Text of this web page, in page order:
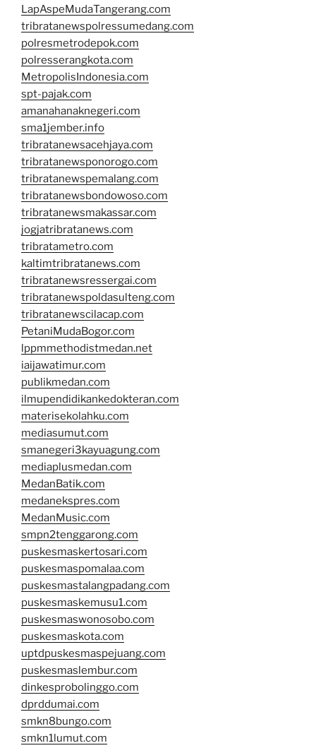
LapAspeMudaTangerang.com
tribratanewspolressumedang.com
polresmetrodepok.com
polresserangkota.com
MetropolisIndonesia.com
spt-pajak.com
amanahanaknegeri.com
sma1jember.info
tribratanewsacehjaya.com
tribratanewsponorogo.com
tribratanewspemalang.com
tribratanewsbondowoso.com
tribratanewsmakassar.com
jogjatribratanews.com
tribratametro.com
kaltimtribratanews.com
tribratanewsressergai.com
tribratanewspoldasulteng.com
tribratanewscilacap.com
PetaniMudaBogor.com
lppmmethodistmedan.net
iaijawatimur.com
publikmedan.com
ilmupendidikankedokteran.com
materisekolahku.com
mediasumut.com
smanegeri3kayuagung.com
mediaplusmedan.com
MedanBatik.com
medanekspres.com
MedanMusic.com
smpn2tenggarong.com
puskesmaskertosari.com
puskesmaspomalaa.com
puskesmastalangpadang.com
puskesmaskemusu1.com
puskesmaswonosobo.com
puskesmaskota.com
uptdpuskesmaspejuang.com
puskesmaslembur.com
dinkesprobolinggo.com
dprddumai.com
smkn8bungo.com
smkn1lumut.com